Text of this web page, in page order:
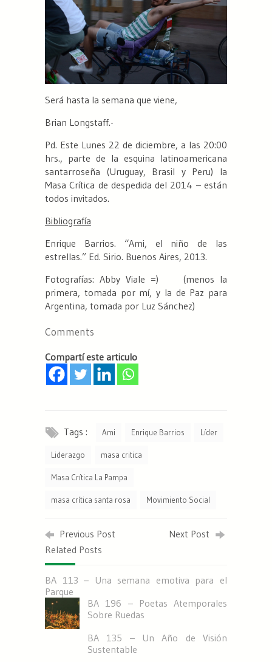
Será hasta la semana que viene,
Brian Longstaff.-
Pd. Este Lunes 22 de diciembre, a las 20:00
hrs., parte de la esquina latinoamericana
santarroseña (Uruguay, Brasil y Peru) la
Masa Crítica de despedida del 2014 – están
todos invitados.
Bibliografía
Enrique Barrios. “Ami, el niño de las
estrellas.” Ed. Sirio. Buenos Aires, 2013.
Fotografías: Abby Viale =) (menos la
primera, tomada por mí, y la de Paz para
Argentina, tomada por Luz Sánchez)
Comments
Compartí este articulo
Tags : Ami Enrique Barrios Líder
Liderazgo masa critica
Masa Crítica La Pampa
masa crítica santa rosa Movimiento Social
Previous Post
Next Post
Related Posts
BA 113 – Una semana emotiva para el
Parque
BA 196 – Poetas Atemporales
Sobre Ruedas
BA 135 – Un Año de Visión
Sustentable